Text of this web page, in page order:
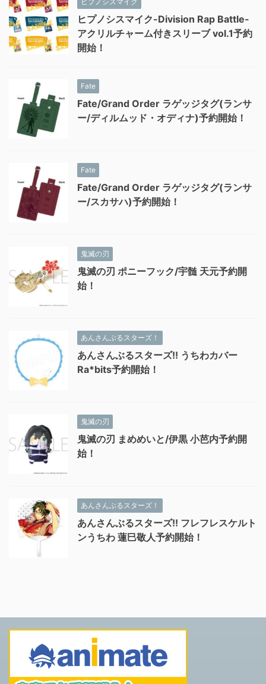
ヒプノシスマイク-Division Rap Battle-
アクリルチャーム付きスリーブ vol.1予約
開始！
Fate
Fate/Grand Order ラゲッジタグ(ランサ
ー/ディルムッド・オディナ)予約開始！
Fate
Fate/Grand Order ラゲッジタグ(ランサ
ー/スカサハ)予約開始！
鬼滅の刃
鬼滅の刃 ポニーフック/宇髄 天元予約開
始！
あんさんぶるスターズ！
あんさんぶるスターズ!! うちわカバー
Ra*bits予約開始！
鬼滅の刃
鬼滅の刃 まめめいと/伊黒 小芭内予約開
始！
あんさんぶるスターズ！
あんさんぶるスターズ!! フレフレスケルト
ンうちわ 蓮巳敬人予約開始！